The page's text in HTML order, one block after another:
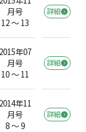
月号
12 ～ 13
詳細
2015年07
月号
10 ～ 11
詳細
2014年11
月号
8 ～ 9
詳細